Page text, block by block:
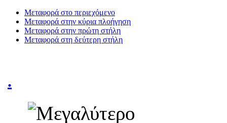
Μεταφορά στο περιεχόμενο
Μεταφορά στην κύρια πλοήγηση
Μεταφορά στην πρώτη στήλη
Μεταφορά στη δεύτερη στήλη
.